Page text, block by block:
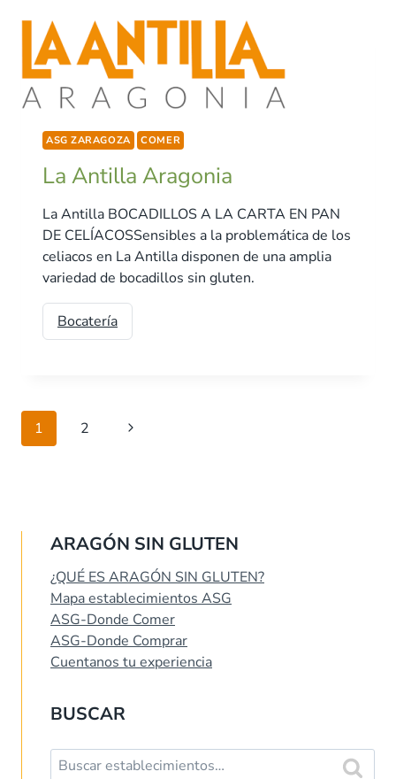
ASG ZARAGOZA COMER
La Antilla Aragonia
La Antilla BOCADILLOS A LA CARTA EN PAN
DE CELÍACOSSensibles a la problemática de los
celiacos en La Antilla disponen de una amplia
variedad de bocadillos sin gluten.
Bocatería
Navegación
de
1 2
Siguiente
ARAGÓN SIN GLUTEN
¿QUÉ ES ARAGÓN SIN GLUTEN?
Mapa establecimientos ASG
ASG-Donde Comer
ASG-Donde Comprar
Cuentanos tu experiencia
BUSCAR
Buscar: